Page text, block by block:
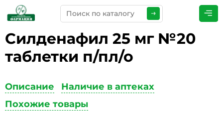
Силденафил 25 мг №20
таблетки п/пл/о
Описание
Наличие в аптеках
Похожие товары
ПРЕДСТАВЬТЕСЬ*
ТЕЛЕФОН*